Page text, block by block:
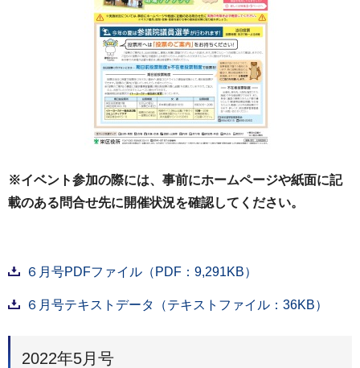
※イベント参加の際には、事前にホームページや紙面に記
載のある問合せ先に開催状況を確認してください。
６月号PDFファイル（PDF：9,291KB）
６月号テキストデータ（テキストファイル：36KB）
2022年5月号